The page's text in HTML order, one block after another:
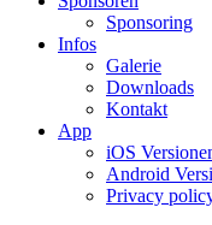
Sponsoring
Infos
Galerie
Downloads
Kontakt
App
iOS
Android
Privacy